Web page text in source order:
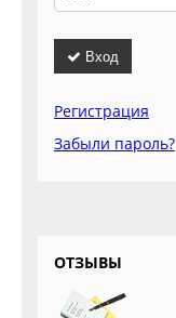
Вход
Регистрация
Забыли пароль?
ОТЗЫВЫ